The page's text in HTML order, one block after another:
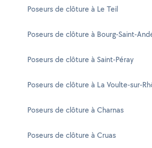
Poseurs de clôture à Le Teil
Poseurs de clôture à Bourg-Saint-
Poseurs de clôture à Saint-Péray
Poseurs de clôture à La Voulte-sur-
Poseurs de clôture à Charnas
Poseurs de clôture à Cruas